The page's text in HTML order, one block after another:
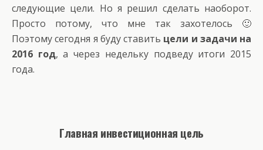
следующие цели. Но я решил сделать наоборот.
Просто потому, что мне так захотелось 🙂
Поэтому сегодня я буду ставить цели и задачи на
2016 год, а через недельку подведу итоги 2015
года.
Главная инвестиционная цель